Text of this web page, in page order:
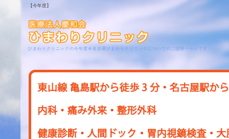
【今年度】
ひまわりクリニックの今年度＠名古屋ひまわりクリニックについてのご説明ページです